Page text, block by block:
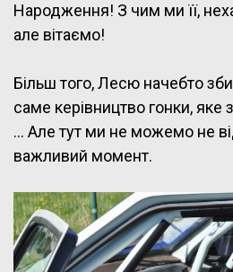
Народження! З чим ми її,
але вітаємо!
Більш того, Лесю начебто
саме керівництво гонки, яке
… Але тут ми не можемо не
важливий момент.